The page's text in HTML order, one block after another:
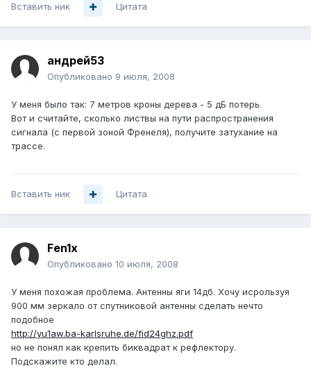
Вставить ник Цитата
андрей53
Опубликовано 9 июля, 2008
У меня было так: 7 метров кроны дерева - 5 дБ потерь.
Вот и считайте, сколько листвы на пути распространения
сигнала (с первой зоной Френеля), получите затухание на
трассе.
Вставить ник Цитата
Fen1x
Опубликовано 10 июля, 2008
У меня похожая проблема. Антенны яги 14дб. Хочу исрользуя
900 мм зеркало от спутниковой антенны сделать нечто
подобное
http://yu1aw.ba-karlsruhe.de/fid24ghz.pdf
но не понял как крепить биквадрат к рефлектору.
Подскажите кто делал.